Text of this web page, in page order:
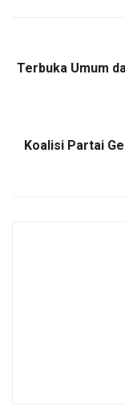
o
Terbuka Umum
Koalisi Partai